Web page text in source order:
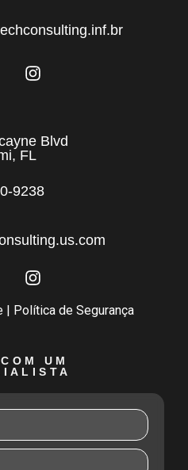
Blvd
FL
9238
Política de Segurança
UM